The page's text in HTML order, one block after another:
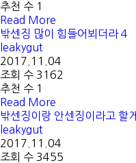
추천 수 1
Read More
밖센징 많이 힘들어뵈더라 4
leakygut
2017.11.04
조회 수 3162
추천 수 1
Read More
밖센징이랑 안센징이라고 할게
leakygut
2017.11.04
조회 수 3455